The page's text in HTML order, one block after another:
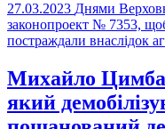
27.03.2023 Днями
законопроект № 7353,
постраждали внаслідок
Михайло
який